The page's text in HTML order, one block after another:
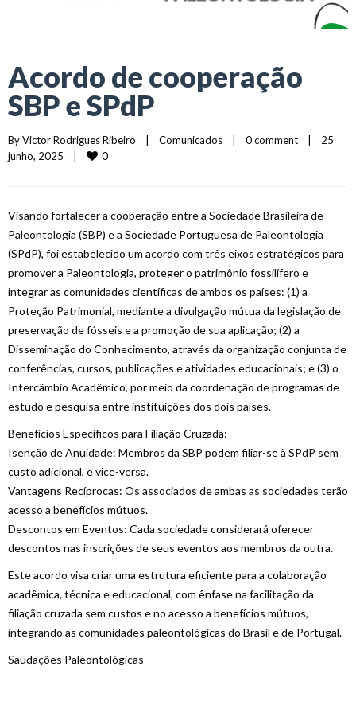
Acordo de cooperação
SBP e SPdP
By Victor Rodrigues Ribeiro | Comunicados | 0 comment |
25
junho, 2025 | 0
Visando fortalecer a cooperação entre a Sociedade Brasileira de
Paleontologia (SBP) e a Sociedade Portuguesa de Paleontologia
(SPdP), foi estabelecido um acordo com três eixos estratégicos para
promover a Paleontologia, proteger o patrimônio fossilífero e
integrar as comunidades científicas de ambos os países: (1) a
Proteção Patrimonial, mediante a divulgação mútua da legislação de
preservação de fósseis e a promoção de sua aplicação; (2) a
Disseminação do Conhecimento, através da organização conjunta de
conferências, cursos, publicações e atividades educacionais; e (3) o
Intercâmbio Acadêmico, por meio da coordenação de programas de
estudo e pesquisa entre instituições dos dois países.
Benefícios Específicos para Filiação Cruzada:
Isenção de Anuidade: Membros da SBP podem filiar-se à SPdP sem
custo adicional, e vice-versa.
Vantagens Recíprocas: Os associados de ambas as sociedades terão
acesso a benefícios mútuos.
Descontos em Eventos: Cada sociedade considerará oferecer
descontos nas inscrições de seus eventos aos membros da outra.
Este acordo visa criar uma estrutura eficiente para a colaboração
acadêmica, técnica e educacional, com ênfase na facilitação da
filiação cruzada sem custos e no acesso a benefícios mútuos,
integrando as comunidades paleontológicas do Brasil e de Portugal.
Saudações Paleontológicas